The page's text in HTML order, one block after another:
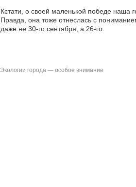
Кстати, о своей маленькой победе наша
Правда, она тоже отнеслась с
даже не 30-го сентября, а 26-го.
Экологии города — особое внимание